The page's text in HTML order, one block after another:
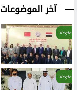
آخر الموضوعات
منوعات
منوعات